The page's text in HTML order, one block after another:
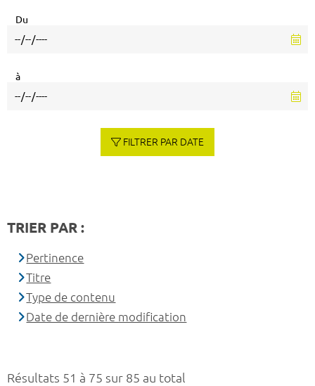
Résultats 51 à 75 sur 85 au total
Du
à
FILTRER PAR DATE
TRIER PAR :
Pertinence
Titre
Type de contenu
Date de dernière modification